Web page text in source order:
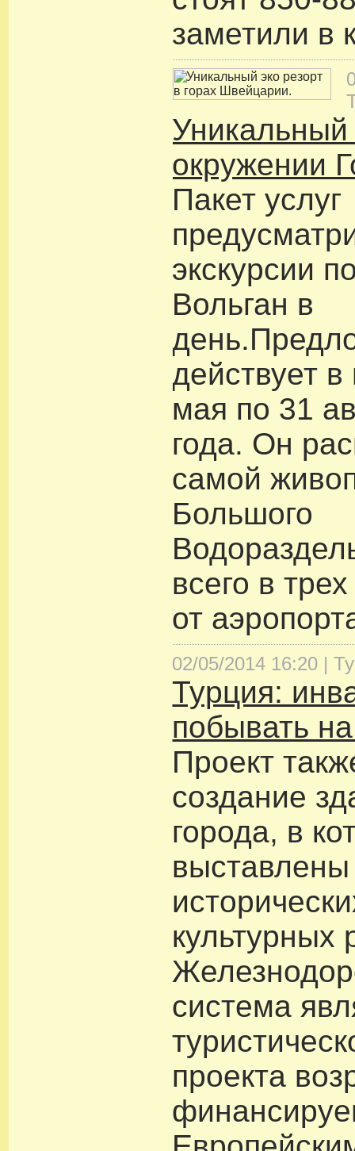
заметили в
Уникальный
окружении
Пакет услуг
экскурсии
Вольган в
действует
мая по 31
года. Он
самой
Большого
всего в
от
02/05/2014 16:20 |
Турция:
побывать
Проект
создание
города, в
культурных
система
проекта